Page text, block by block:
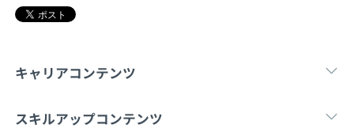
学校向けプラン
キャリアコンテンツ
転職・キャリア 新卒就
スキルアップコンテンツ